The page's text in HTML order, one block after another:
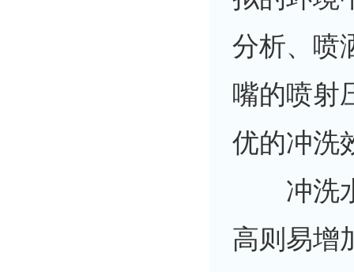
分析、喷
嘴的喷射
优的冲洗
冲洗水
高则易增